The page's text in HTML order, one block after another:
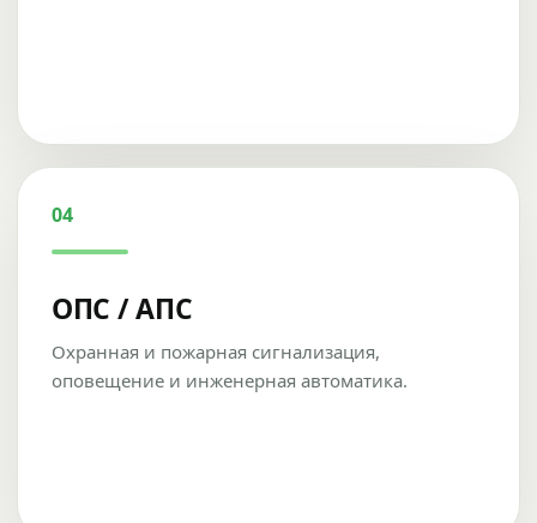
04
ОПС / АПС
Охранная и пожарная сигнализация,
оповещение и инженерная автоматика.